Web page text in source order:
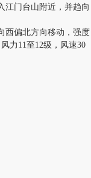
门台山附近，并趋向
偏北方向移动，强度
力11至12级，风速30